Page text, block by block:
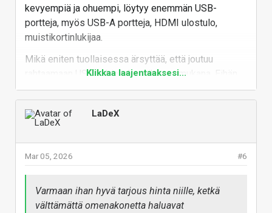
kevyempiä ja ohuempi, löytyy enemmän USB-
portteja, myös USB-A portteja, HDMI ulostulo,
muistikortinlukijaa.
Mikä eniten tuollaisessa ärsyttää, että joutuu
rahtaamaan USB hubia jokapaikassa mukana. Eihän
2x USB-C riitä mihinkään! Jos toisesta lataa konetta,
niin toisen kanssa pitää vuorotella, että onko siinä
kiinni ulkoinen hiiri, vai näppäimistö, vai näyttö, vai
Öhh... luenko noita speksejä oikein? Toinen usb-
portti on vain USB2.0 nopeuksinen? Nyt on kyllä
Vastaa
Klikkaa laajentaaksesi...
LaDeX
#6
Mar 05, 2026
Varmaan ihan hyvä tarjous hinta niille, ketkä
välttämättä omenakonetta haluavat